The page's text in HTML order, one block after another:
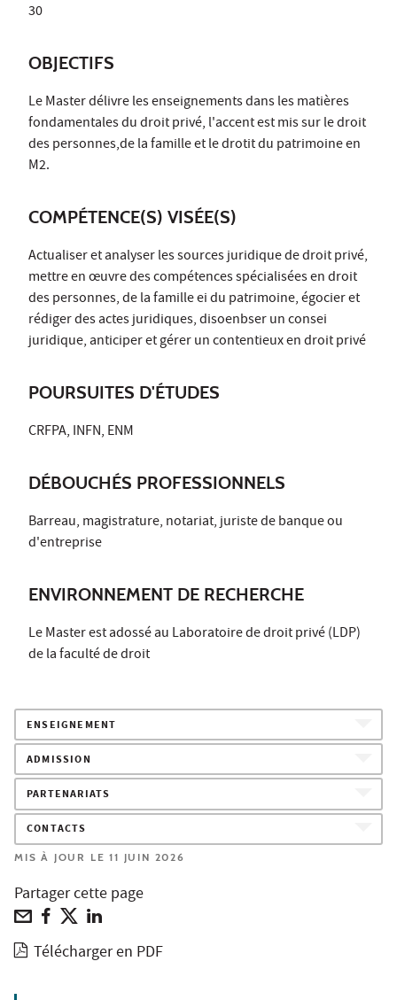
30
OBJECTIFS
Le Master délivre les enseignements dans les matières
fondamentales du droit privé, l'accent est mis sur le droit
des personnes,de la famille et le drotit du patrimoine en
M2.
COMPÉTENCE(S) VISÉE(S)
Actualiser et analyser les sources juridique de droit privé,
mettre en œuvre des compétences spécialisées en droit
des personnes, de la famille ei du patrimoine, égocier et
rédiger des actes juridiques, disoenbser un consei
juridique, anticiper et gérer un contentieux en droit privé
POURSUITES D'ÉTUDES
CRFPA, INFN, ENM
DÉBOUCHÉS PROFESSIONNELS
Barreau, magistrature, notariat, juriste de banque ou
d'entreprise
ENVIRONNEMENT DE RECHERCHE
Le Master est adossé au Laboratoire de droit privé (LDP)
de la faculté de droit
ENSEIGNEMENT
ADMISSION
PARTENARIATS
CONTACTS
MIS À JOUR LE 11 JUIN 2026
Partager cette page
Télécharger en PDF